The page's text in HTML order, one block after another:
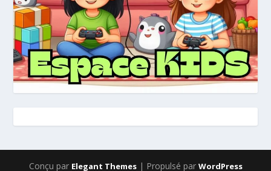
Conçu par Elegant Themes| Propulsé par WordPress